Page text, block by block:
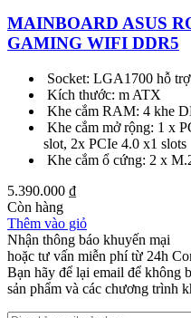
MAINBOARD ASUS
GAMING WIFI DDR5
Socket: LGA1700 hỗ
Kích thước: m ATX
Khe cắm RAM: 4 khe
Khe cắm mở rộng: 1 x
slot, 2x PCIe 4.0 x1 slots
Khe cắm ổ cứng: 2 x
5.390.000 ₫
Còn hàng
Thêm vào giỏ
Nhận thông báo khuyến mại
hoặc tư vấn miễn phí từ 24h
Bạn hãy để lại email để không
sản phẩm và các chương trình